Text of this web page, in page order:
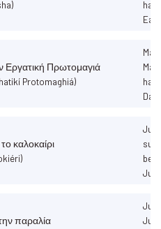
have
Εργατική Πρωτομαγιά
Protomaghiá)
Day
το καλοκαίρι
παραλία
July